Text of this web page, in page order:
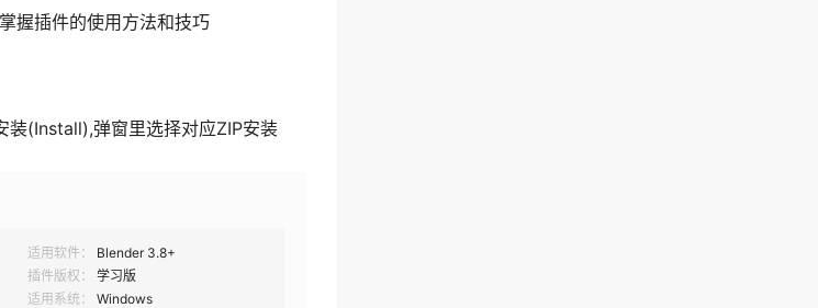
握插件的使用方法和技巧
(Install),弹窗里选择对应ZIP安装
适用软件：
Blender 3.8+
插件版权：
学习版
适用系统：
Windows